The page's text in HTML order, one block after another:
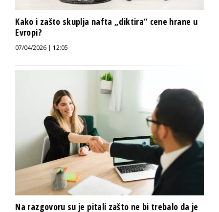
Kako i zašto skuplja nafta „diktira“ cene hrane u
Evropi?
07/04/2026 | 12:05
Na razgovoru su je pitali zašto ne bi trebalo da je